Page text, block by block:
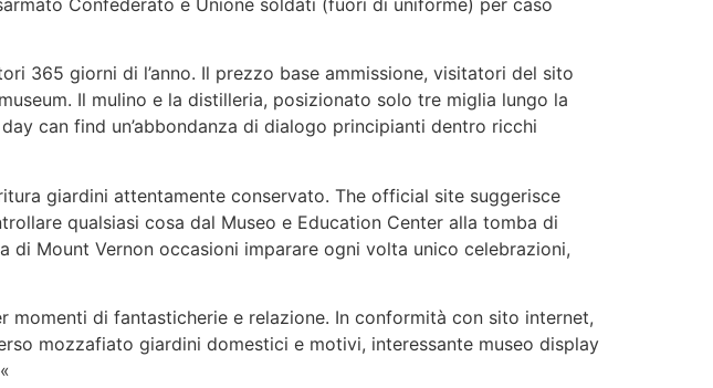
365 giorni di l’anno. Il prezzo base ammissione, visitatori del sito
Il mulino e la distilleria, posizionato solo tre miglia lungo la
can find un’abbondanza di dialogo principianti dentro ricchi
giardini attentamente conservato. The official site suggerisce
qualsiasi cosa dal Museo e Education Center alla tomba di
di Mount Vernon occasioni imparare ogni volta unico celebrazioni,
di fantasticherie e relazione. In conformità con sito internet,
mozzafiato giardini domestici e motivi, interessante museo display